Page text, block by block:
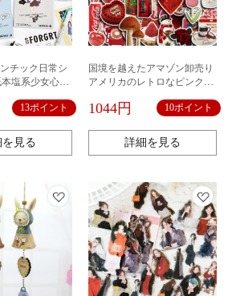
チック日常シ
塩系少女心キ
13ポイント
見る
国境を越えたアマゾン卸売り
アメリカのレトロなピンク系
ステッカーの漫画のかわいい
1044円 10ポイント
詳細を見る